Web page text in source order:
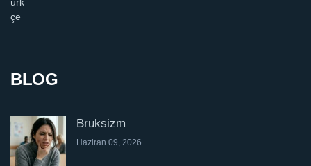
BLOG
Bruksizm
Haziran 09, 2026